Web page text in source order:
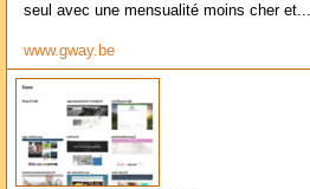
seul avec une mensualité moins cher et...
www.gway.be